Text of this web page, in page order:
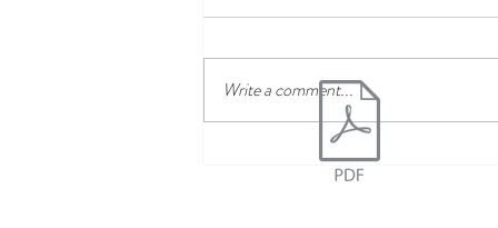
PUTEUS TRIATLON 2026.
Write a comment...